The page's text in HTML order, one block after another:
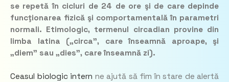
se repetă în cicluri de 24 de ore şi de care depinde
funcţionarea fizică şi comportamentală în parametri
normali. Etimologic, termenul circadian provine din
limba latina („circa”, care înseamnă aproape, şi
„diem” sau „dies”, care înseamnă zi).
Ceasul biologic intern ne ajută să fim în stare de alertă